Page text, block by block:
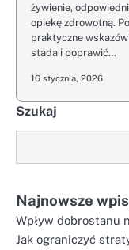
żywienie,
opiekę zdrowotną.
praktyczne
stada i poprawić…
16 stycznia, 2026
Szukaj
Najnowsze
Wpływ dobrostanu
Jak ograniczyć